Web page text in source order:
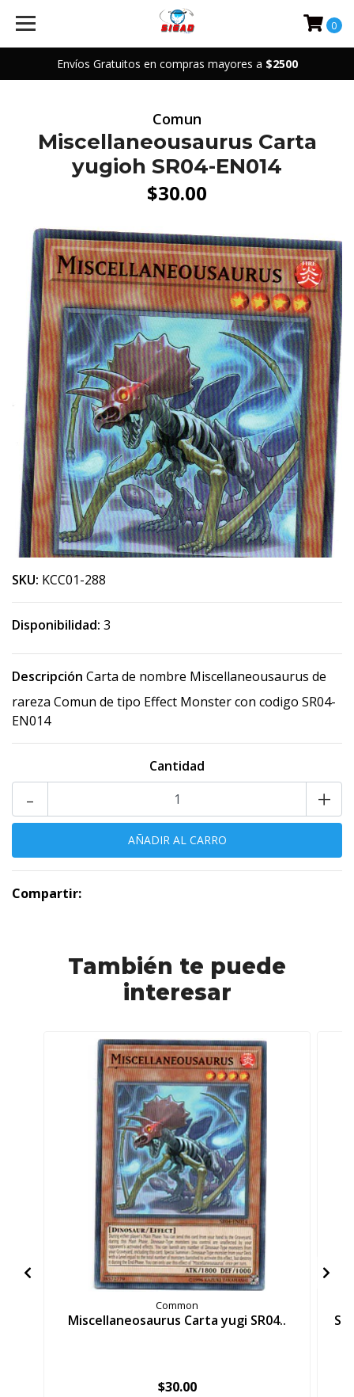
Envíos Gratuitos en compras mayores a $2500
0
Comun
Miscellaneousaurus Carta
yugioh SR04-EN014
$30.00
SKU: KCC01-288
Disponibilidad: 3
Descripción Carta de nombre Miscellaneousaurus de
rareza Comun de tipo Effect Monster con codigo SR04-
EN014
Cantidad
+
-
Compartir:
También te puede
interesar
Common
Miscellaneosaurus Carta yugi SR04..
$30.00